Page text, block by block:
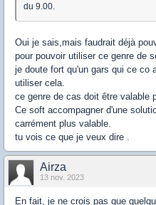
du 9.00.
Oui je sais,mais faudrait déjà
pour pouvoir utiliser ce genre de
je doute fort qu'un gars qui ce co
utiliser cela.
ce genre de cas doit être valable
Ce soft accompagner d'une
carrément plus valable.
tu vois ce que je veux dire .
Airza
13 nov. 2023
En fait, je ne crois pas que